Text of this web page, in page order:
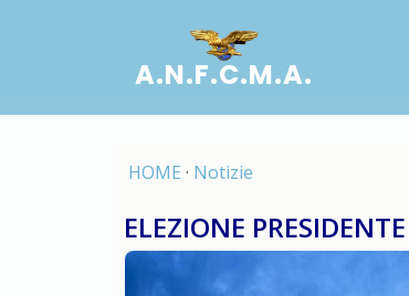
A.N.F.C.M.A.
HOME · Notizie
ELEZIONE